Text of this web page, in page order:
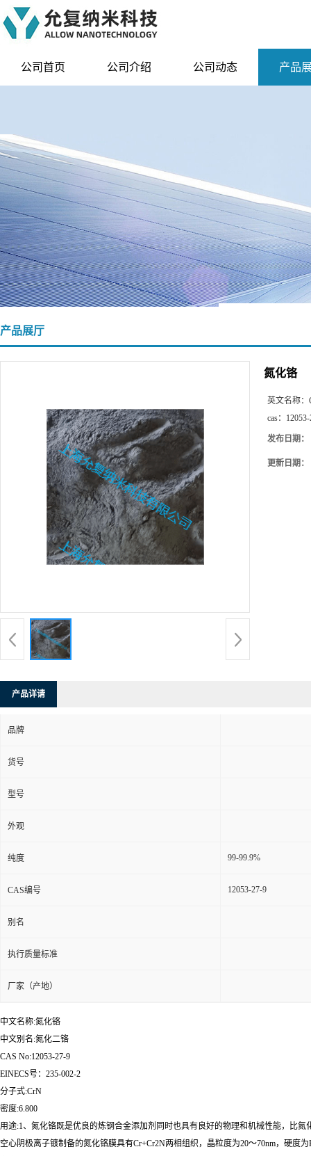
公司首页 公司介绍 公司动态 产品
产品展厅
氮化铬
英文名称：
cas：
发布日期：
更新日期：
产品详请
品牌
货号
型号
外观
纯度 99-99.9%
CAS编号 12053-27-9
别名
执行质量标准
厂家（产地）
中文名称:氮化铬
中文别名:氮化二铬
CAS No:12053-27-9
EINECS号：235-002-2
分子式:CrN
密度:6.800
用途:1、氮化铬既是优良的炼钢合金添加剂同时也具有良好的物理和机械性能，比
空心阴极离子镀制备的氮化铬膜具有Cr+Cr2N两相组织，晶粒度为20～70nm，硬度